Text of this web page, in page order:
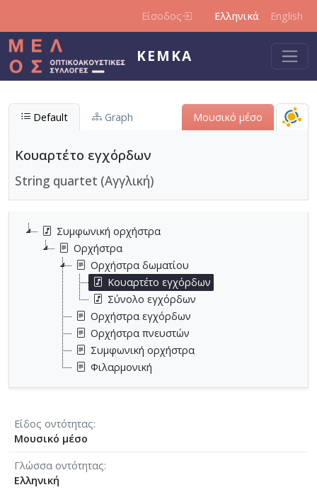
Είσοδος Ελληνικά English
ΚΕΜΚΑ
Default Graph Μουσικό μέσο
Κουαρτέτο εγχόρδων
String quartet (Αγγλική)
Συμφωνική ορχήστρα
Ορχήστρα
Ορχήστρα δωματίου
Κουαρτέτο εγχόρδων
Σύνολο εγχόρδων
Ορχήστρα εγχόρδων
Ορχήστρα πνευστών
Συμφωνική ορχήστρα
Φιλαρμονική
Είδος οντότητας
Μουσικό μέσο
Γλώσσα οντότητας
Ελληνική